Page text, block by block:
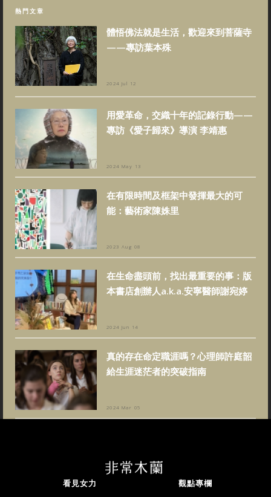
熱門文章
體悟佛法就是生活，歡迎來到菩薩寺
——專訪葉本殊
2024 Jul 12
用愛革命，交織十年的記錄行動——
專訪《愛子歸來》導演 李靖惠
2024 May 13
在有限時間及框架中發揮最大的可
能：藝術家陳姝里
2023 Aug 08
在生命盡頭前，找出最重要的事：版
本書店創辦人a.k.a.安寧醫師謝宛婷
2024 Jun 14
真的存在命定職涯嗎？心理師許庭韶
給生涯迷茫者的突破指南
2024 Mar 05
看見女力 觀點專欄